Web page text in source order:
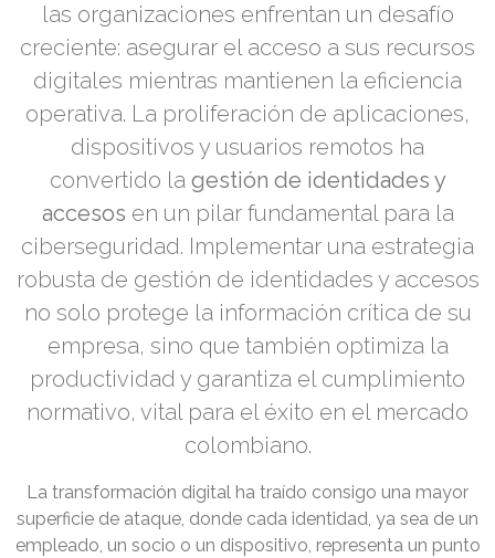
las organizaciones enfrentan un desafío
creciente: asegurar el acceso a sus recursos
digitales mientras mantienen la eficiencia
operativa. La proliferación de aplicaciones,
dispositivos y usuarios remotos ha
convertido la gestión de identidades y
accesos en un pilar fundamental para la
ciberseguridad. Implementar una estrategia
robusta de gestión de identidades y accesos
no solo protege la información crítica de su
empresa, sino que también optimiza la
productividad y garantiza el cumplimiento
normativo, vital para el éxito en el mercado
colombiano.
La transformación digital ha traído consigo una mayor
superficie de ataque, donde cada identidad, ya sea de un
empleado, un socio o un dispositivo, representa un punto